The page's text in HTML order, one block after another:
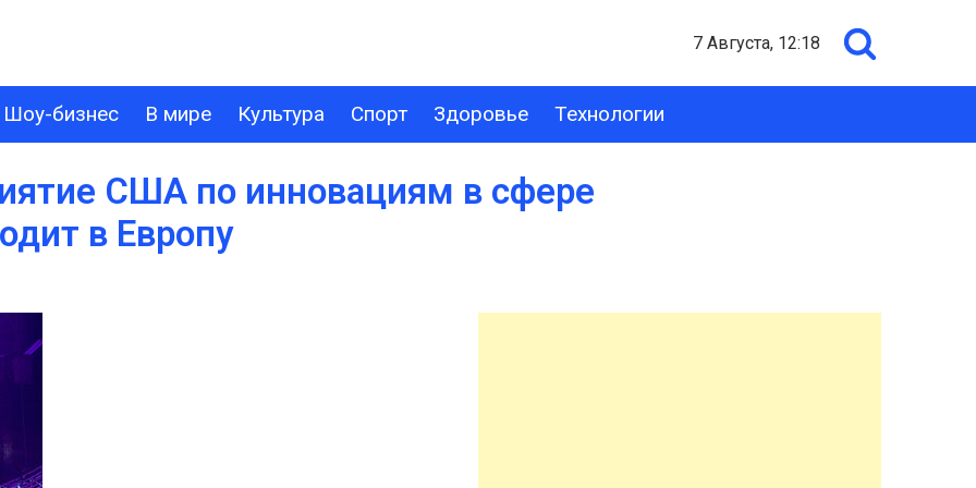
7 Августа, 12:18
Шоу-бизнес В мире Культура Спорт Здоровье Технологии
В МИРЕ КУЛЬТУРА СПОРТ ЗДОРОВЬЕ ТЕХНОЛОГИИ
США по инновациям в сфере
в Европу